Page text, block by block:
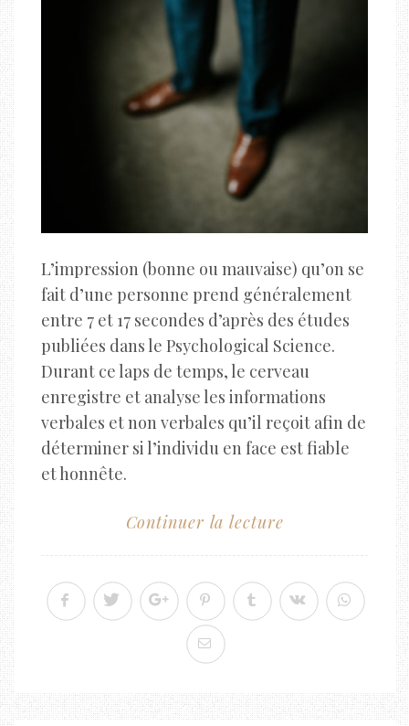
L’impression (bonne ou mauvaise) qu’on se
fait d’une personne prend généralement
entre 7 et 17 secondes d’après des études
publiées dans le Psychological Science.
Durant ce laps de temps, le cerveau
enregistre et analyse les informations
verbales et non verbales qu’il reçoit afin de
déterminer si l’individu en face est fiable
et honnête.
Continuer la lecture